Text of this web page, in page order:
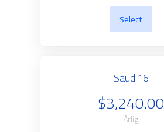
Select
Saudi16
$3,240.00
Årlig